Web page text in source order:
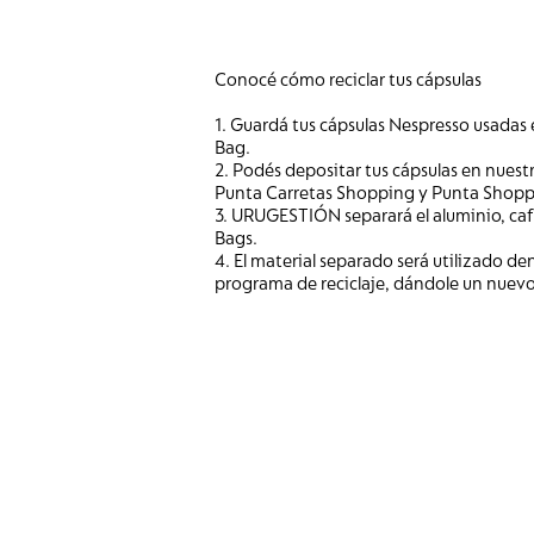
Conocé cómo reciclar tus cápsulas
1. Guardá tus cápsulas Nespresso
Bag.
2. Podés depositar tus cápsulas en
Punta Carretas Shopping y Punta
3. URUGESTIÓN separará el aluminio,
Bags.
4. El material separado será utilizado
programa de reciclaje, dándole un